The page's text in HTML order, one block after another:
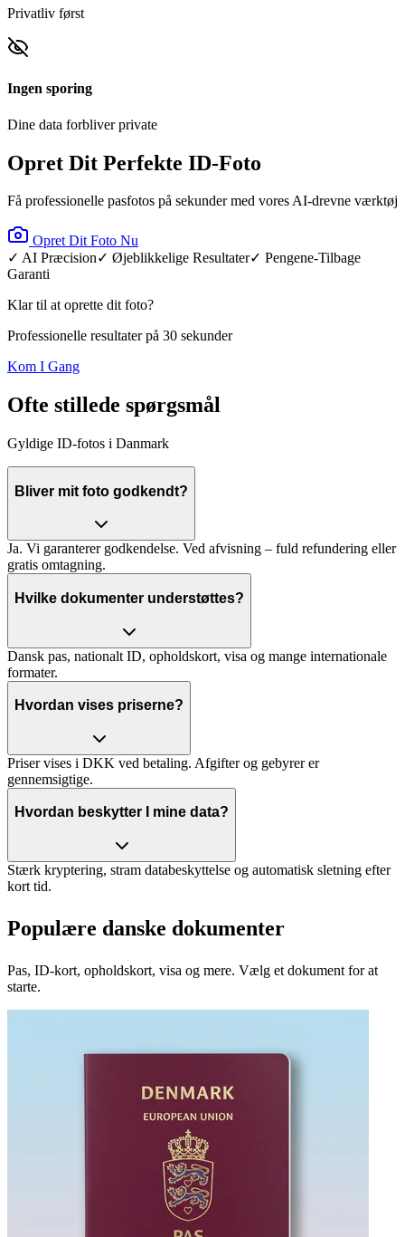
Privatliv først
Ingen sporing
Dine data forbliver private
Opret Dit Perfekte ID-Foto
Få professionelle pasfotos på sekunder med vores AI-drevne værktøj
Opret Dit Foto Nu
✓ AI Præcision✓ Øjeblikkelige Resultater✓ Pengene-Tilbage
Garanti
Klar til at oprette dit foto?
Professionelle resultater på 30 sekunder
Kom I Gang
Ofte stillede spørgsmål
Gyldige ID‑fotos i Danmark
Bliver mit foto godkendt?
Ja. Vi garanterer godkendelse. Ved afvisning – fuld refundering eller
gratis omtagning.
Hvilke dokumenter understøttes?
Dansk pas, nationalt ID, opholdskort, visa og mange internationale
formater.
Hvordan vises priserne?
Priser vises i DKK ved betaling. Afgifter og gebyrer er
gennemsigtige.
Hvordan beskytter I mine data?
Stærk kryptering, stram databeskyttelse og automatisk sletning efter
kort tid.
Populære danske dokumenter
Pas, ID‑kort, opholdskort, visa og mere. Vælg et dokument for at
starte.